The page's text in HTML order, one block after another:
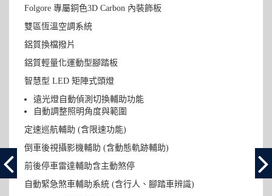
Folgore 專屬銅色3D Carbon 內裝飾板
雙區恆溫空調系統
鋁質換檔撥片
鋁質輕量化運動型腳踏板
智慧型 LED 矩陣式頭燈
遠光燈自動偵測切換輔助功能
自動調整照明角度與範圍
定速巡航輔助 (含限速功能)
倒車後視攝影機輔助 (含動態軌跡輔助)
前後停車雷達輔助含主動煞停
自動緊急煞車輔助系統 (含行人、腳踏車辨識)